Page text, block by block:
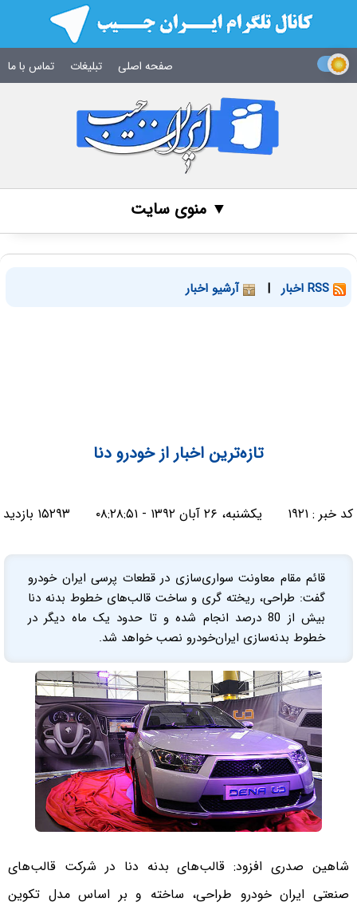
صفحه اصلی تبلیغات تماس با ما
▼ منوی سایت
| آرشیو اخبار
تازه‌ترین اخبار از خودرو دنا
کد خبر : ۱۹۲۱ یکشنبه، ۲۶ آبان ۱۳۹۲ - ۰۸:۲۸:۵۱ ۱۵۲۹۳ بازدید
قائم مقام معاونت سواری‌سازی در قطعات پرسی ایران خودرو
گفت: طراحی، ریخته گری و ساخت قالب‌های خطوط بدنه دنا
بیش از 80 درصد انجام شده و تا حدود یک ماه دیگر در
خطوط بدنه‌سازی ایران‌خودرو نصب خواهد شد.
شاهین صدری افزود: قالب‌های بدنه دنا در شرکت قالب‌های
صنعتی ایران خودرو طراحی، ساخته و بر اساس مدل تکوین